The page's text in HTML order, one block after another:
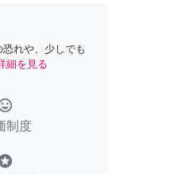
れや、少しでも
細を見る
制度